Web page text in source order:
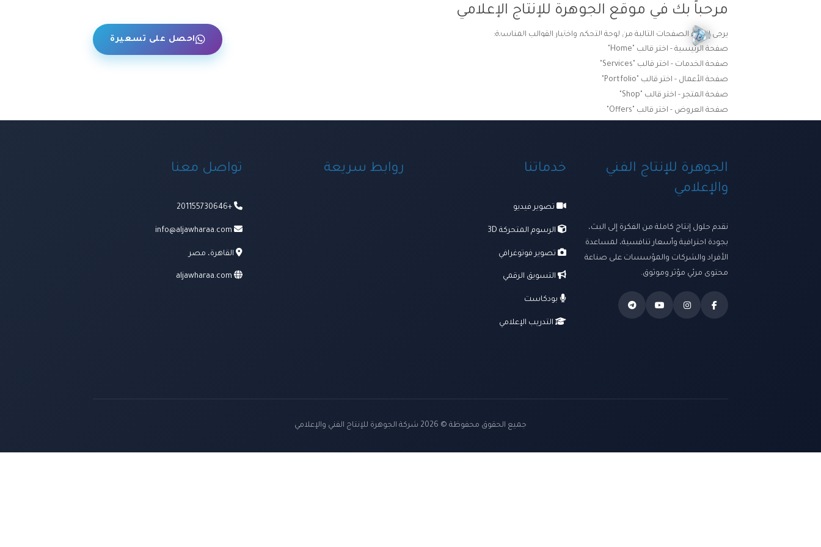
الرئيسية ترسانتنا الإبداعية ومنظومة الخدمات احصل على تسعيرة
مرحباً بك في موقع الجوهرة للإنتاج الإعلامي
يرجى إنشاء الصفحات التالية من لوحة التحكم واختيار القوالب المناسبة:
صفحة الرئيسية - اختر قالب "Home"
صفحة الخدمات - اختر قالب "Services"
صفحة الأعمال - اختر قالب "Portfolio"
صفحة المتجر - اختر قالب "Shop"
صفحة العروض - اختر قالب "Offers"
الجوهرة للإنتاج الفني
والإعلامي
نقدم حلول إنتاج كاملة من الفكرة إلى البث،
بجودة احترافية وأسعار تنافسية، لمساعدة
الأفراد والشركات والمؤسسات على صناعة
محتوى مرئي مؤثر وموثوق.
خدماتنا
تصوير فيديو
الرسوم المتحركة 3D
تصوير فوتوغرافي
التسويق الرقمي
بودكاست
التدريب الإعلامي
روابط سريعة تواصل معنا
+201155730646
info@aljawharaa.com
القاهرة، مصر
aljawharaa.com
جميع الحقوق محفوظة © 2026 شركة الجوهرة للإنتاج الفني والإعلامي